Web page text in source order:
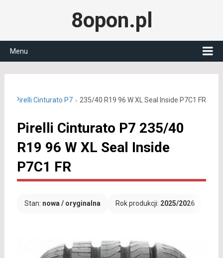
8opon.pl
Menu
Pirelli Cinturato P7 235/40 R19 96 W XL Seal Inside P7C1 FR
Pirelli Cinturato P7 235/40
R19 96 W XL Seal Inside
P7C1 FR
Stan: nowa / oryginalna Rok produkcji: 2025/2026